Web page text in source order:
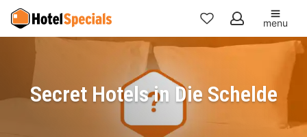
Meine
menu
Secret Hotels in Die Schelde